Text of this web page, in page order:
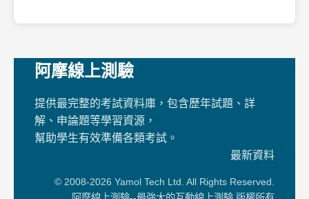
阿摩線上測驗
提供最完整的考試資料庫，包含歷年試題、詳
解、申論題等學習資源，
幫助學生有效準備各類考試。
最新資料
© 2008-2026 Yamol Tech Ltd. All Rights Reserved.